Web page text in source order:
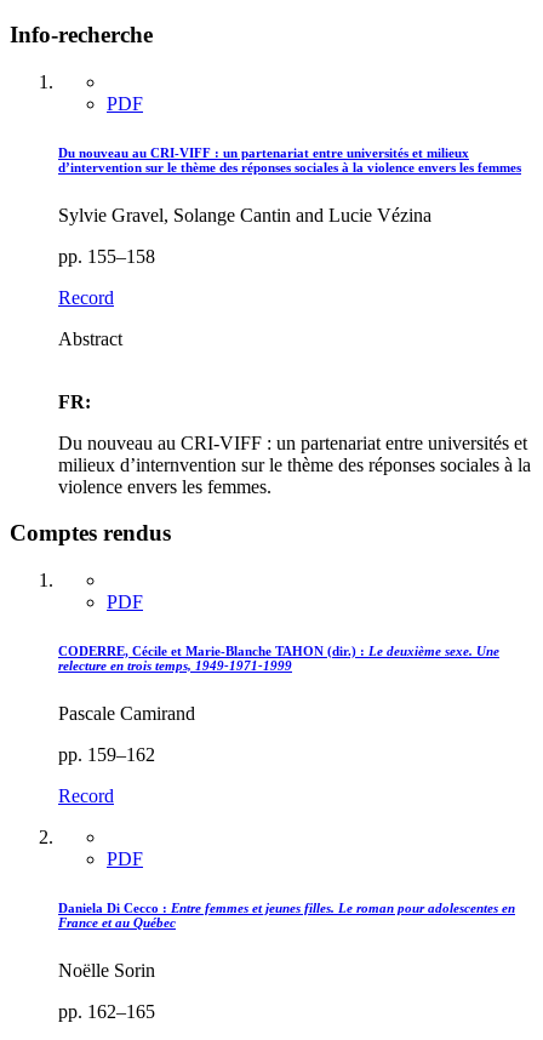
Info-recherche
PDF
Du nouveau au CRI-VIFF : un partenariat entre universités et milieux
d’intervention sur le thème des réponses sociales à la violence envers les femmes
Sylvie Gravel, Solange Cantin and Lucie Vézina
pp. 155–158
Record
Abstract
FR:
Du nouveau au CRI-VIFF : un partenariat entre universités et
milieux d’internvention sur le thème des réponses sociales à la
violence envers les femmes.
Comptes rendus
PDF
CODERRE, Cécile et Marie-Blanche TAHON (dir.) : Le deuxième sexe. Une
relecture en trois temps, 1949-1971-1999
Pascale Camirand
pp. 159–162
Record
PDF
Daniela Di Cecco : Entre femmes et jeunes filles. Le roman pour adolescentes en
France et au Québec
Noëlle Sorin
pp. 162–165